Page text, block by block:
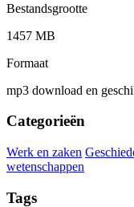
Bestandsgrootte
1457 MB
Formaat
mp3 download en
Categorieën
Werk en zaken
wetenschappen
Tags